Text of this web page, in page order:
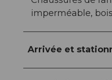
imperméable,
Arrivée et